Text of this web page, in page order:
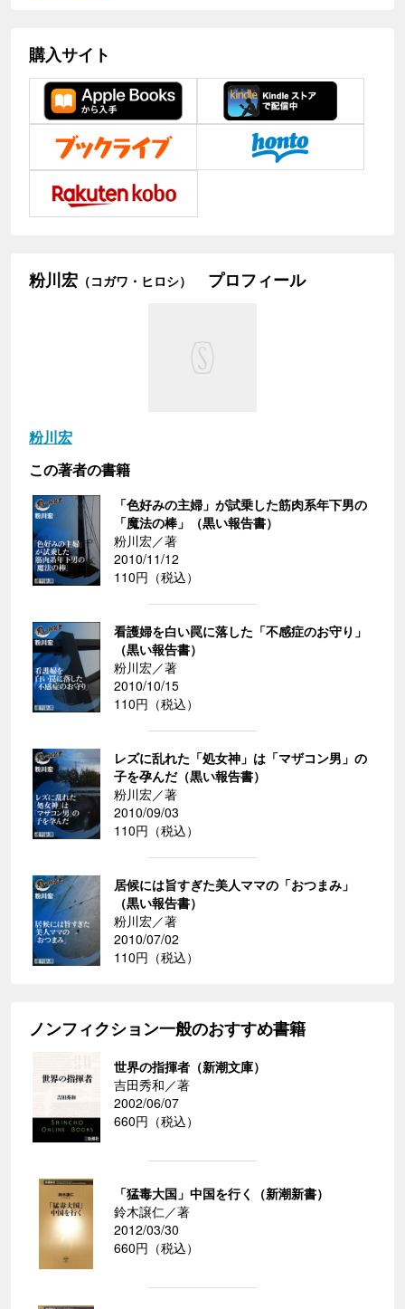
購入サイト
粉川宏 （コガワ・ヒロシ） プロフィール
粉川宏
この著者の書籍
「色好みの主婦」が試乗した筋肉系年下男の
「魔法の棒」（黒い報告書）
粉川宏／著
2010/11/12
110円（税込）
看護婦を白い罠に落した「不感症のお守り」
（黒い報告書）
粉川宏／著
2010/10/15
110円（税込）
レズに乱れた「処女神」は「マザコン男」の
子を孕んだ（黒い報告書）
粉川宏／著
2010/09/03
110円（税込）
居候には旨すぎた美人ママの「おつまみ」
（黒い報告書）
粉川宏／著
2010/07/02
110円（税込）
ノンフィクション一般のおすすめ書籍
世界の指揮者（新潮文庫）
吉田秀和／著
2002/06/07
660円（税込）
「猛毒大国」中国を行く（新潮新書）
鈴木譲仁／著
2012/03/30
660円（税込）